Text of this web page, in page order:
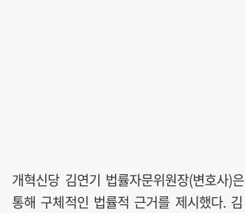
개혁신당 김연기 법률자문위원장(변호사)
통해 구체적인 법률적 근거를 제시했다.